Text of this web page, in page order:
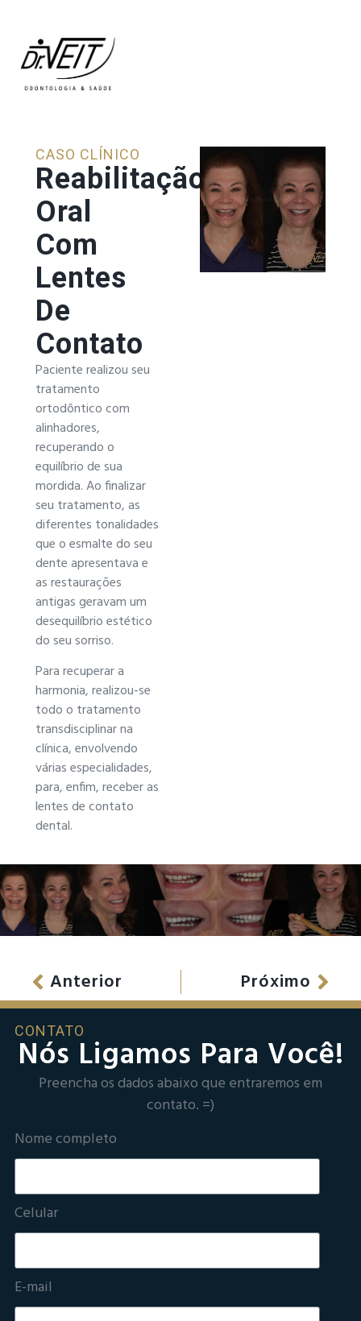
CASO CLÍNICO
Reabilitação
Oral
Com
Lentes
De
Contato
Paciente realizou seu
tratamento
ortodôntico com
alinhadores,
recuperando o
equilíbrio de sua
mordida. Ao finalizar
seu tratamento, as
diferentes tonalidades
que o esmalte do seu
dente apresentava e
as restaurações
antigas geravam um
desequilíbrio estético
do seu sorriso.
Para recuperar a
harmonia, realizou-se
todo o tratamento
transdisciplinar na
clínica, envolvendo
várias especialidades,
para, enfim, receber as
lentes de contato
dental.
Anterior Próximo
CONTATO
Nós Ligamos Para Você!
Preencha os dados abaixo que entraremos em
contato. =)
Nome completo
Celular
E-mail